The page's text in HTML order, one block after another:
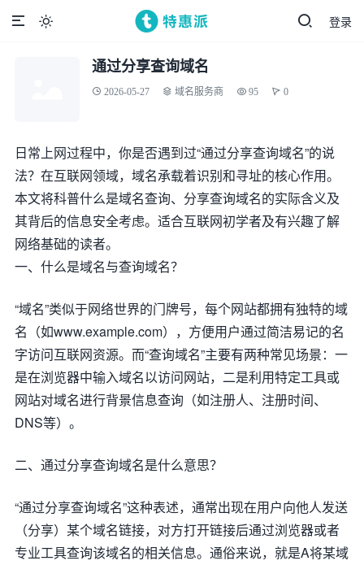
登录

通过分享查询域名
2026-05-27 域名服务商 95 0
日常上网过程中，你是否遇到过“通过分享查询域名”的说
法？在互联网领域，域名承载着识别和寻址的核心作用。
本文将科普什么是域名查询、分享查询域名的实际含义及
其背后的信息安全考虑。适合互联网初学者及有兴趣了解
网络基础的读者。
一、什么是域名与查询域名？
“域名”类似于网络世界的门牌号，每个网站都拥有独特的域
名（如www.example.com），方便用户通过简洁易记的名
字访问互联网资源。而“查询域名”主要有两种常见场景：一
是在浏览器中输入域名以访问网站，二是利用特定工具或
网站对域名进行背景信息查询（如注册人、注册时间、
DNS等）。
二、通过分享查询域名是什么意思？
“通过分享查询域名”这种表述，通常出现在用户向他人发送
（分享）某个域名链接，对方打开链接后通过浏览器或者
专业工具查询该域名的相关信息。通俗来说，就是A将某域